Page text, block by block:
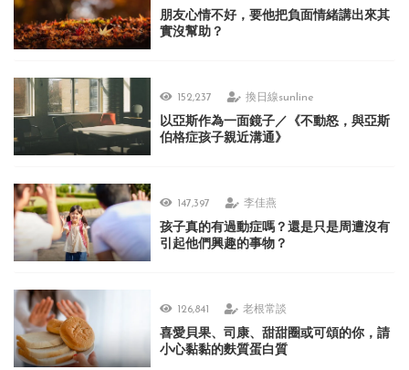
朋友心情不好，要他把負面情緒講出來其
實沒幫助？
152,237 換日線sunline
以亞斯作為一面鏡子／《不動怒，與亞斯
伯格症孩子親近溝通》
147,397 李佳燕
孩子真的有過動症嗎？還是只是周遭沒有
引起他們興趣的事物？
126,841 老根常談
喜愛貝果、司康、甜甜圈或可頌的你，請
小心黏黏的麩質蛋白質